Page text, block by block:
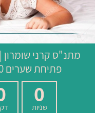
מתנ"ס קרני שומרון |
פתיחת שערים 20:00 | שעת התחלה 20:00
0
שניות